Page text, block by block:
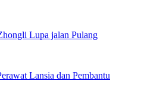
Lupa jalan Pulang
Lansia dan Pembantu